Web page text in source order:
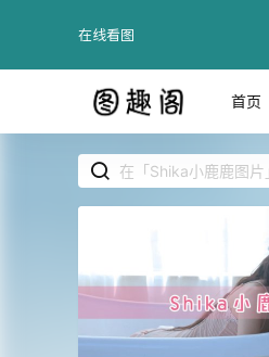
在线看图
首页